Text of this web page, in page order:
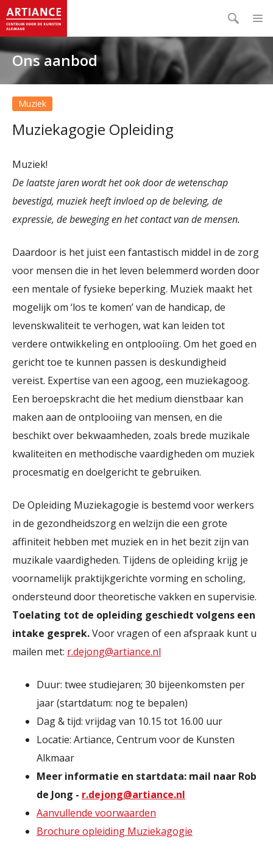
Ons aanbod
Muziek
Muziekagogie Opleiding
Muziek!
De laatste jaren wordt het ook door de wetenschap
bevestigd, muziek heeft invloed op de beleving, de
expressie, de beweging en het contact van de mensen.
Daardoor is het juist een fantastisch middel in de zorg
voor mensen die in het leven belemmerd worden door
een mentale of fysieke beperking. Muziek maakt het
mogelijk om ‘los te komen’ van de handicap, de
levenskwaliteit te verhogen, wat kan leiden tot
verdere ontwikkeling en ontplooiïng. Om het goed en
gericht toe te kunnen passen is deskundigheid
vereist. Expertise van een agoog, een muziekagoog.
Een beroepskracht die het medium dienstbaar kan
maken aan de ontplooiing van mensen, en die
beschikt over bekwaamheden, zoals brede muzikale
kwaliteiten en methodische vaardigheden om muziek
procesmatig en doelgericht te gebruiken.
De Opleiding Muziekagogie is bestemd voor werkers
in de gezondheidszorg en welzijn die een grote
affiniteit hebben met muziek en in het bezit zijn van
muzikale vaardigheden. Tijdens de opleiding krijg je
voornamelijk praktijkgerichte vorming en scholing,
ondersteund door theoretische vakken en supervisie.
Toelating tot de opleiding geschiedt volgens een
intake gesprek.Voor vragen of een afspraak kunt u
mailen met: r.dejong@artiance.nl
Duur: twee studiejaren; 30 bijeenkomsten per
jaar (startdatum: nog te bepalen)
Dag & tijd: vrijdag van 10.15 tot 16.00 uur
Locatie: Artiance, Centrum voor de Kunsten
Alkmaar
Meer informatie en startdata: mail naar Rob
de Jong - r.dejong@artiance.nl
Aanvullende voorwaarden
Brochure opleiding Muziekagogie